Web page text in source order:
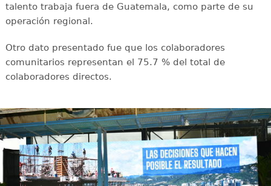
talento trabaja fuera de Guatemala, como parte de su
operación regional.
Otro dato presentado fue que los colaboradores
comunitarios representan el 75.7 % del total de
colaboradores directos.